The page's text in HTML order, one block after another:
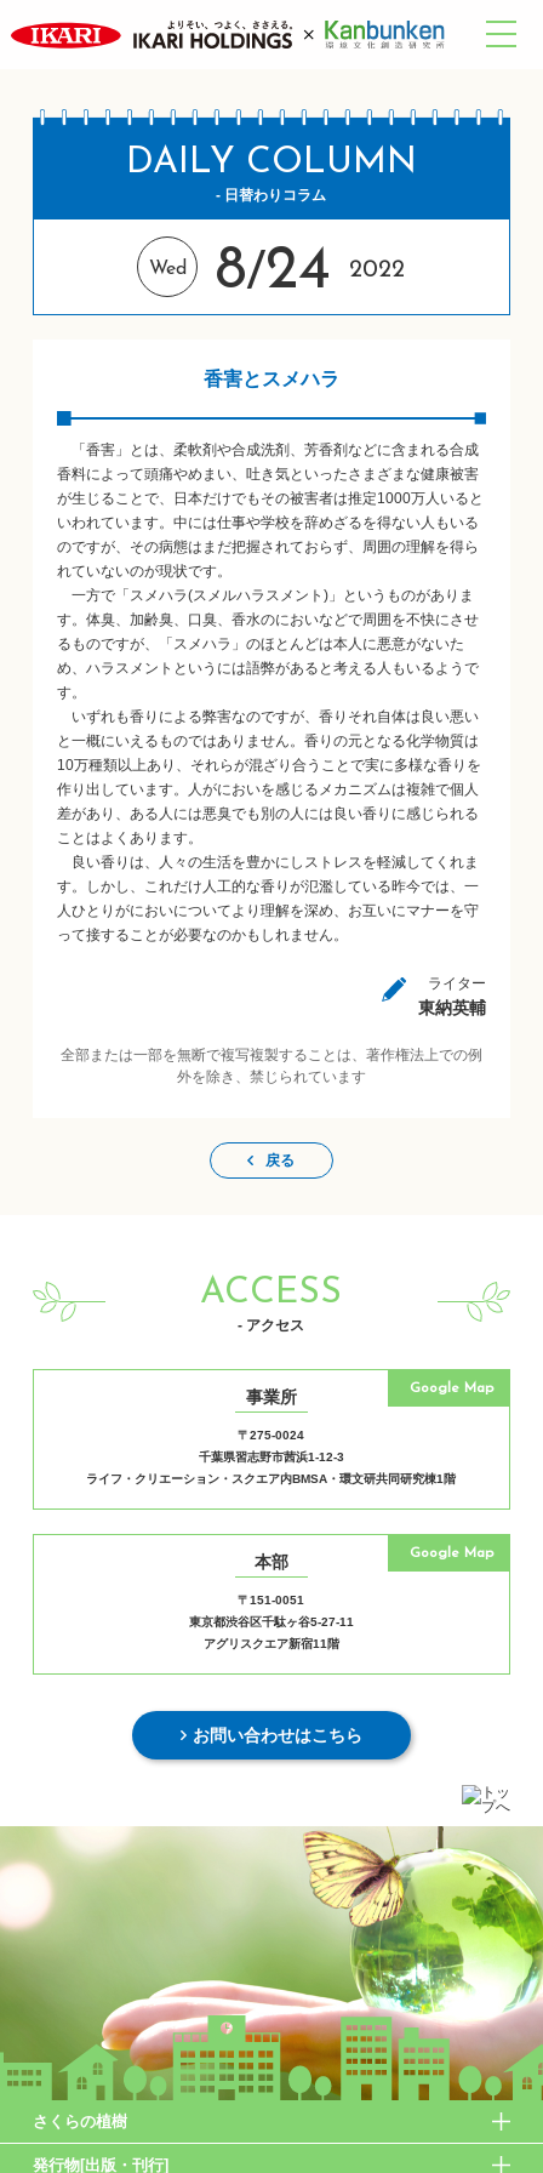
DAILY COLUMN
- 日替わりコラム
Wed 8/24 2022
香害とスメハラ
「香害」とは、柔軟剤や合成洗剤、芳香剤などに含まれる合成
香料によって頭痛やめまい、吐き気といったさまざまな健康被害
が生じることで、日本だけでもその被害者は推定1000万人いると
いわれています。中には仕事や学校を辞めざるを得ない人もいる
のですが、その病態はまだ把握されておらず、周囲の理解を得ら
れていないのが現状です。
一方で「スメハラ(スメルハラスメント)」というものがありま
す。体臭、加齢臭、口臭、香水のにおいなどで周囲を不快にさせ
るものですが、「スメハラ」のほとんどは本人に悪意がないた
め、ハラスメントというには語弊があると考える人もいるようで
す。
いずれも香りによる弊害なのですが、香りそれ自体は良い悪い
と一概にいえるものではありません。香りの元となる化学物質は
10万種類以上あり、それらが混ざり合うことで実に多様な香りを
作り出しています。人がにおいを感じるメカニズムは複雑で個人
差があり、ある人には悪臭でも別の人には良い香りに感じられる
ことはよくあります。
良い香りは、人々の生活を豊かにしストレスを軽減してくれま
す。しかし、これだけ人工的な香りが氾濫している昨今では、一
人ひとりがにおいについてより理解を深め、お互いにマナーを守
って接することが必要なのかもしれません。
ライター
東納英輔
全部または一部を無断で複写複製することは、著作権法上での例
外を除き、禁じられています
戻る
ACCESS
- アクセス
事業所
〒275-0024
千葉県習志野市茜浜1-12-3
ライフ・クリエーション・スクエア内BMSA・環文研共同研究棟1階
Google Map
本部
〒151-0051
東京都渋谷区千駄ヶ谷5-27-11
アグリスクエア新宿11階
Google Map
お問い合わせはこちら
さくらの植樹
発行物[出版・刊行]